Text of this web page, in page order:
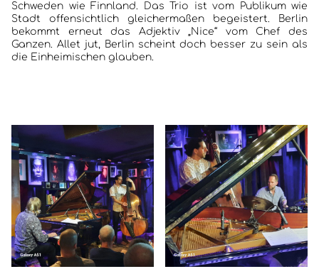
Schweden wie Finnland. Das Trio ist vom Publikum wie
Stadt offensichtlich gleichermaßen begeistert. Berlin
bekommt erneut das Adjektiv „Nice“ vom Chef des
Ganzen. Allet jut, Berlin scheint doch besser zu sein als
die Einheimischen glauben.